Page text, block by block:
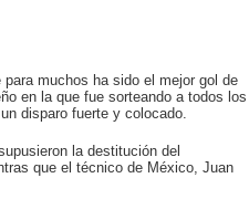
muchos ha sido el mejor gol de
en la que fue sorteando a todos los
disparo fuerte y colocado.
la destitución del
que el técnico de México, Juan